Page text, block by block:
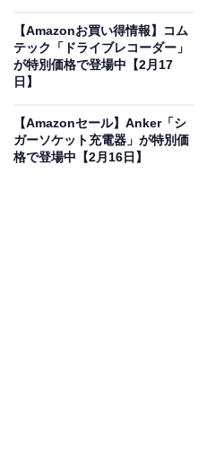
ZERO 108C 無料データ更新
【Amazonお買い得情報】コム
テック「ドライブレコーダー」
が特別価格で登場中【2月17
日】
【Amazonセール】Anker「シ
ガーソケット充電器」が特別価
格で登場中【2月16日】